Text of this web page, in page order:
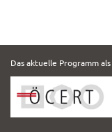
PDF
Folder
Das aktuelle Programm als